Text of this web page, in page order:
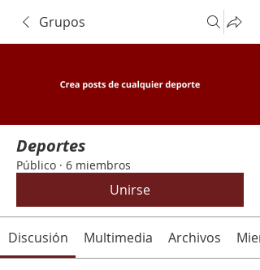
Grupos
Deportes
Público · 6 miembros
Unirse
Discusión Multimedia Archivos